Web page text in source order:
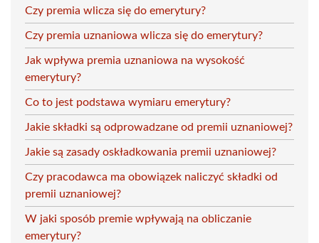
Czy premia wlicza się do emerytury?
Czy premia uznaniowa wlicza się do emerytury?
Jak wpływa premia uznaniowa na wysokość
emerytury?
Co to jest podstawa wymiaru emerytury?
Jakie składki są odprowadzane od premii uznaniowej?
Jakie są zasady oskładkowania premii uznaniowej?
Czy pracodawca ma obowiązek naliczyć składki od
premii uznaniowej?
W jaki sposób premie wpływają na obliczanie
emerytury?